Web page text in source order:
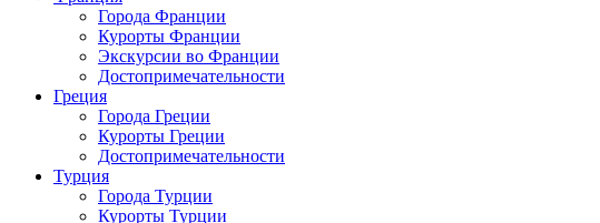
Города Франции
Курорты Франции
Экскурсии во Франции
Достопримечательности
Греция
Города Греции
Курорты Греции
Достопримечательности
Турция
Города Турции
Курорты Турции